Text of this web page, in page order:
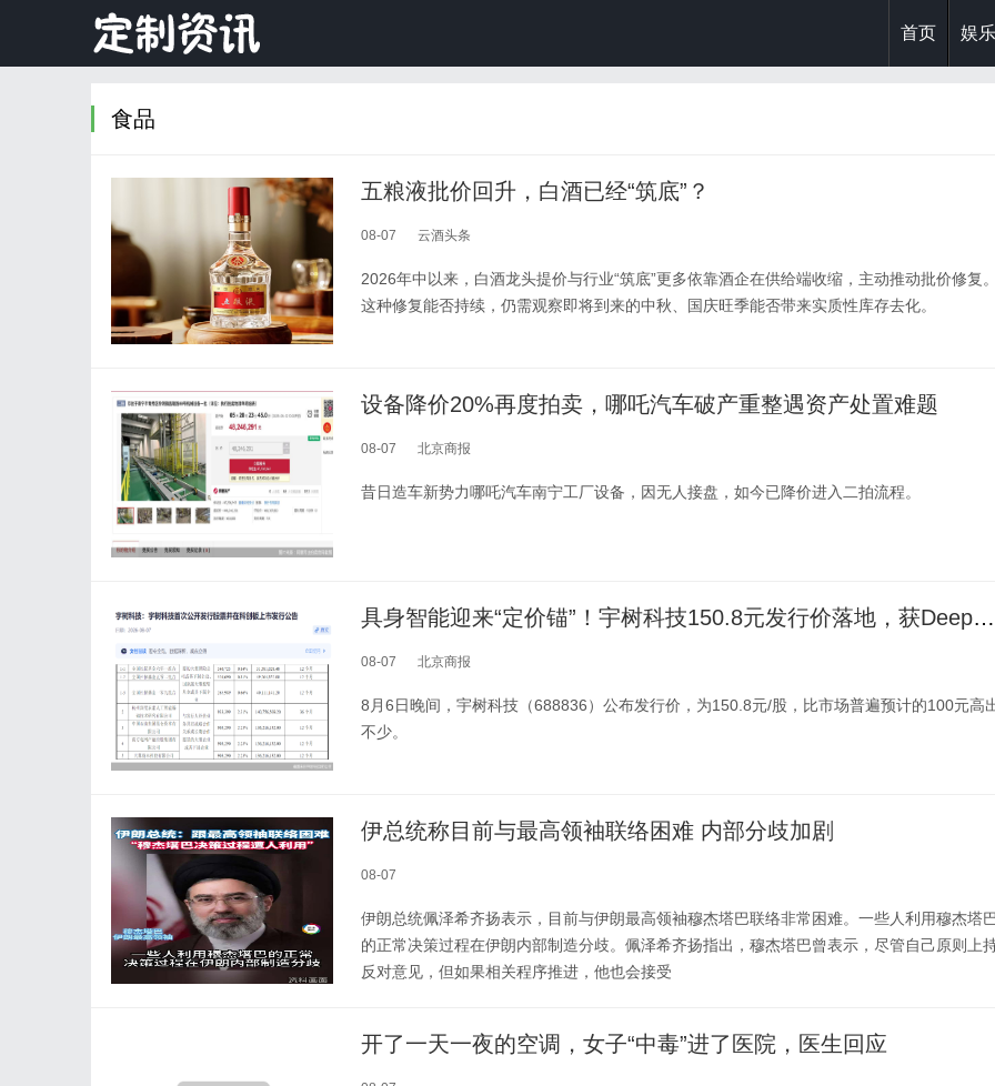
首页 娱乐
食品
五粮液批价回升，白酒已经“筑底”？
08-07 云酒头条
2026年中以来，白酒龙头提价与行业“筑底”更多依靠酒企在供给端收缩，主动推动批价修复
这种修复能否持续，仍需观察即将到来的中秋、国庆旺季能否带来实质性库存去化。
设备降价20%再度拍卖，哪吒汽车破产重整遇资产处置难题
08-07 北京商报
昔日造车新势力哪吒汽车南宁工厂设备，因无人接盘，如今已降价进入二拍流程。
具身智能迎来“定价锚”！宇树科技150.8元发行价落地，获DeepSeek等豪华战配加持
08-07 北京商报
8月6日晚间，宇树科技（688836）公布发行价，为150.8元/股，比市场普遍预计的100元高
不少。
伊总统称目前与最高领袖联络困难 内部分歧加剧
08-07
伊朗总统佩泽希齐扬表示，目前与伊朗最高领袖穆杰塔巴联络非常困难。一些人利用穆杰塔
的正常决策过程在伊朗内部制造分歧。佩泽希齐扬指出，穆杰塔巴曾表示，尽管自己原则上
反对意见，但如果相关程序推进，他也会接受
开了一天一夜的空调，女子“中毒”进了医院，医生回应